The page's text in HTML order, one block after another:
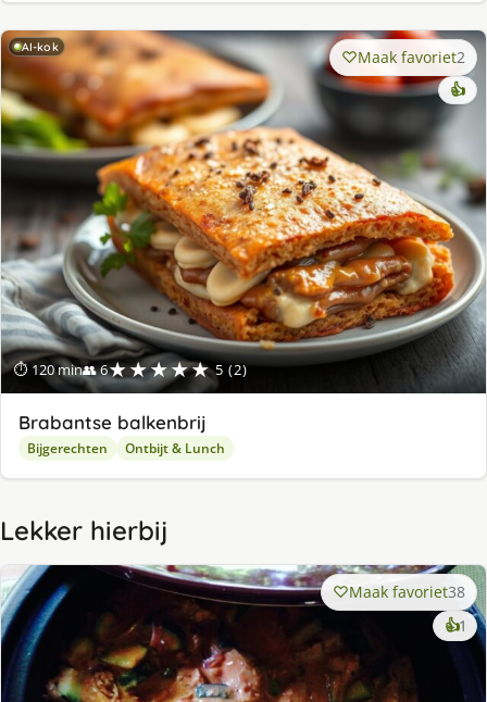
AI-kok
⏱ 120 min👥 6★★★★★ 5 (2)
Maak favoriet2
👍
Brabantse balkenbrij
Bijgerechten Ontbijt & Lunch
Lekker hierbij
Maak favoriet38
👍1